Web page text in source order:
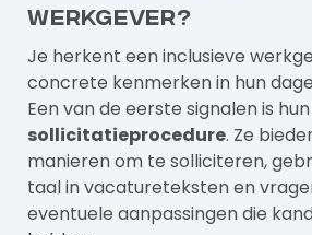
werkgever?
Je herkent een inclusieve
concrete kenmerken in hun
Een van de eerste signalen is hun
sollicitatieprocedure. Ze
manieren om te solliciteren,
taal in vacatureteksten en
eventuele aanpassingen die